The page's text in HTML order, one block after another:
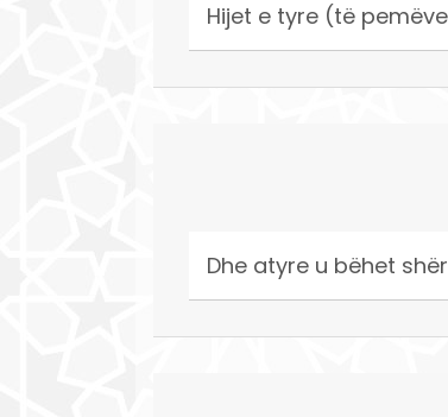
Hijet e tyre (të
Dhe atyre u bëhet